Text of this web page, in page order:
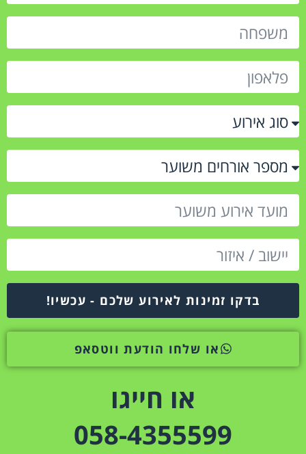
בדקו זמינות לאירוע שלכם - עכשיו!
או שלחו הודעת ווטסאפ
או חייגו
058-4355599